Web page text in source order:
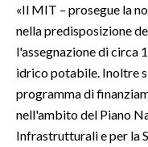
«Il MIT – prosegue la
nella predisposizione
l'assegnazione di circa
idrico potabile. Inoltre
programma di
nell'ambito del Piano
Infrastrutturali e per la